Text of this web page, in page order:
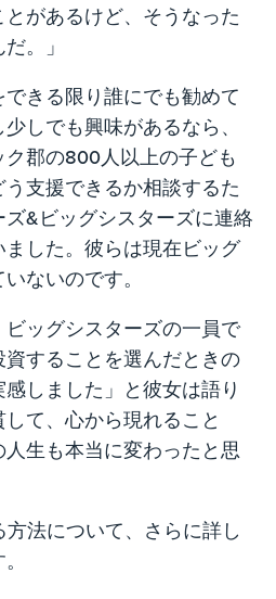
があるけど、そうなった
。」
きる限り誰にでも勧めて
しでも興味があるなら、
郡の800人以上の子ども
支援できるか相談するた
&ビッグシスターズに連絡
した。彼らは現在ビッグ
ないのです。
ビッグシスターズの一員で
することを選んだときの
しました」と彼女は語り
て、心から現れること
生も本当に変わったと思
方法について、さらに詳し